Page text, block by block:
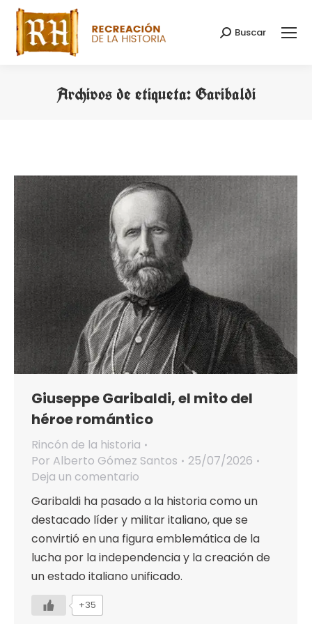
Buscar:
Buscar
Archivos de etiqueta: Garibaldi
Giuseppe Garibaldi, el mito del
héroe romántico
Rincón de la historia
Por Alberto Gómez Santos
25/07/2026
Deja un comentario
Garibaldi ha pasado a la historia como un
destacado líder y militar italiano, que se
convirtió en una figura emblemática de la
lucha por la independencia y la creación de
un estado italiano unificado.
+35